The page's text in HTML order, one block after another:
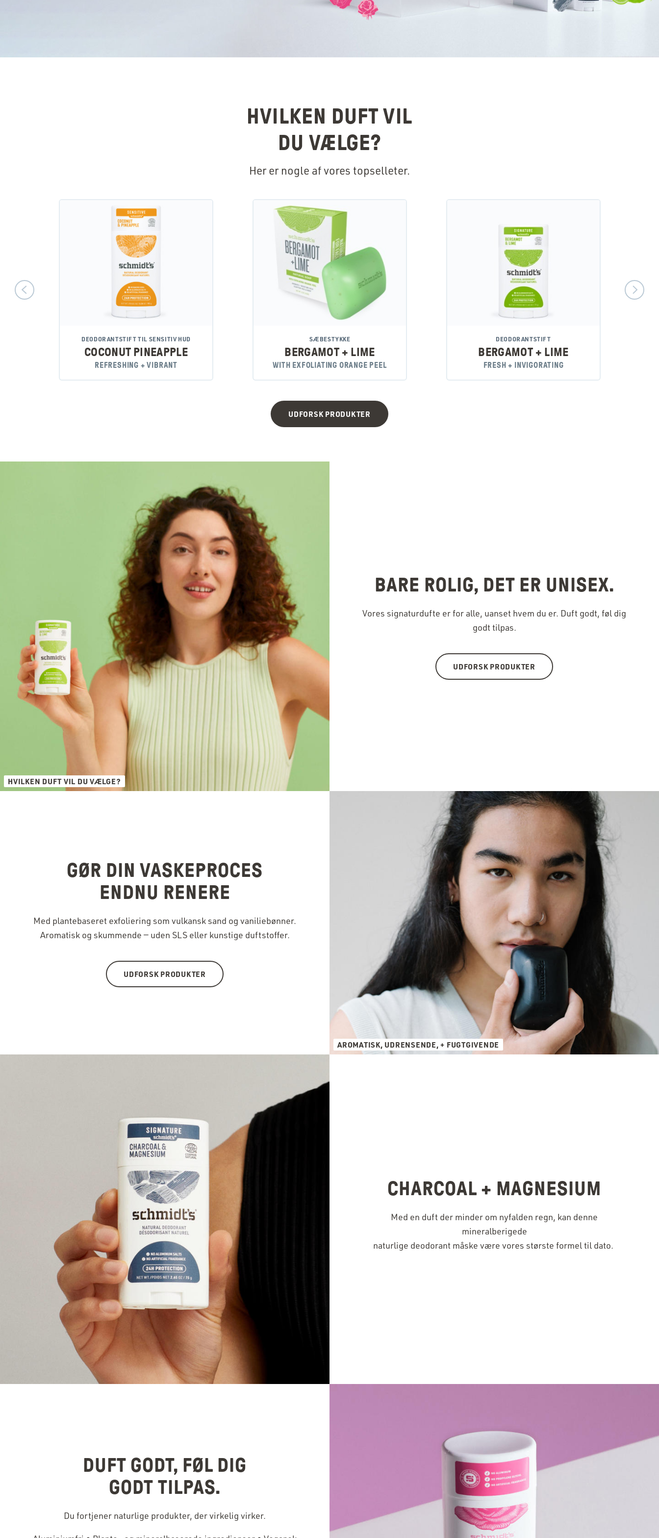
HVILKEN DUFT VIL
DU VÆLGE?
Her er nogle af vores topselleter.
DEODORANTSTIFT TIL SENSITIV HUD
COCONUT PINEAPPLE
REFRESHING + VIBRANT
SÆBESTYKKE
BERGAMOT + LIME
WITH EXFOLIATING ORANGE PEEL
DEODORANTSTIFT
BERGAMOT + LIME
FRESH + INVIGORATING
UDFORSK PRODUKTER
HVILKEN DUFT VIL DU VÆLGE?
BARE ROLIG, DET ER UNISEX.
Vores signaturdufte er for alle, uanset hvem du er. Duft godt, føl dig
godt tilpas.
UDFORSK PRODUKTER
AROMATISK, UDRENSENDE, + FUGTGIVENDE
GØR DIN VASKEPROCES
ENDNU RENERE
Med plantebaseret exfoliering som vulkansk sand og vaniliebønner.
Aromatisk og skummende — uden SLS eller kunstige duftstoffer.
UDFORSK PRODUKTER
CHARCOAL + MAGNESIUM
Med en duft der minder om nyfalden regn, kan denne
mineralberigede
naturlige deodorant måske være vores største formel til dato. ️
DUFT GODT, FØL DIG
GODT TILPAS.
Du fortjener naturlige produkter, der virkelig virker.